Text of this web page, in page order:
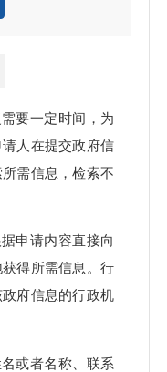
要一定时间，为
人在提交政府信
需信息，检索不
申请内容直接向
得所需信息。行
府信息的行政机
或者名称、联系